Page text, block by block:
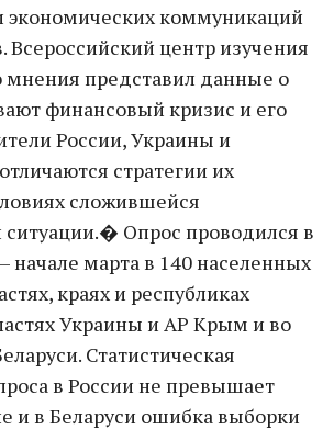
экономических коммуникаций
центр изучения
мнения представил данные о
финансовый кризис и его
России, Украины и
стратегии их
сложившейся
Опрос проводился в
начале марта в 140 населенных
краях и республиках
Украины и АР Крым и во
Статистическая
в России не превышает
и в Беларуси ошибка выборки